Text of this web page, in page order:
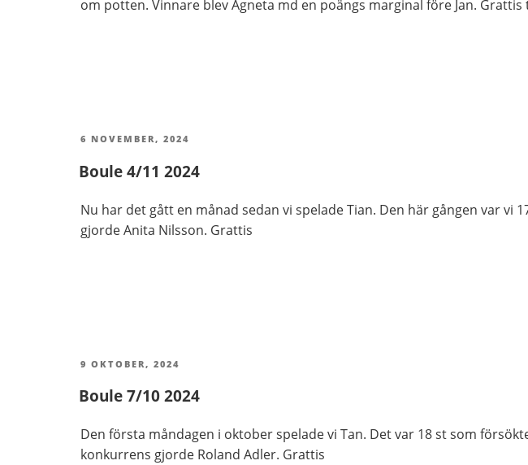
om potten. Vinnare blev Agneta md en poängs marginal före Jan. Grattis
PUBLICERAT
6 NOVEMBER, 2024
Boule 4/11 2024
Nu har det gått en månad sedan vi spelade Tian. Den här gången var vi
gjorde Anita Nilsson. Grattis
PUBLICERAT
9 OKTOBER, 2024
Boule 7/10 2024
Den första måndagen i oktober spelade vi Tan. Det var 18 st som
konkurrens gjorde Roland Adler. Grattis